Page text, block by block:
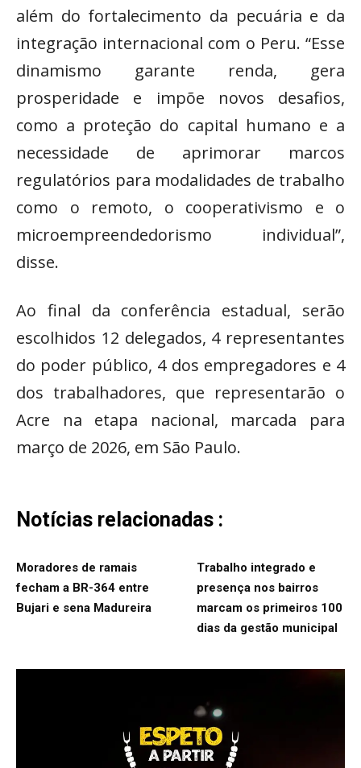
além do fortalecimento da pecuária e da
integração internacional com o Peru. “Esse
dinamismo garante renda, gera
prosperidade e impõe novos desafios,
como a proteção do capital humano e a
necessidade de aprimorar marcos
regulatórios para modalidades de trabalho
como o remoto, o cooperativismo e o
microempreendedorismo individual”,
disse.
Ao final da conferência estadual, serão
escolhidos 12 delegados, 4 representantes
do poder público, 4 dos empregadores e 4
dos trabalhadores, que representarão o
Acre na etapa nacional, marcada para
março de 2026, em São Paulo.
Notícias relacionadas :
Moradores de ramais
fecham a BR-364 entre
Bujari e sena Madureira
Trabalho integrado e
presença nos bairros
marcam os primeiros 100
dias da gestão municipal